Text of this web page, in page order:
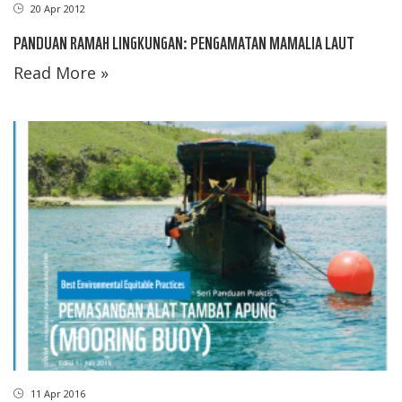
20 Apr 2012
PANDUAN RAMAH LINGKUNGAN: PENGAMATAN MAMALIA LAUT
Read More »
11 Apr 2016